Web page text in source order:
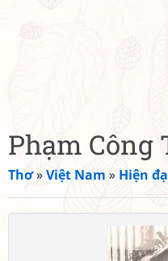
Phạm Công
Thơ»Việt Nam » Hiện